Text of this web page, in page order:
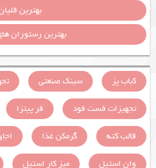
بهترین
بهترین رستوران
کباب پز سینک صنعتی
تجهیزات فست فود
فر پیتزا
قالب کته
گرمکن غذا
وان استیل
میز کار استیل